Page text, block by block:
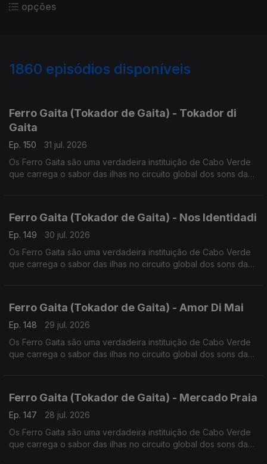
opções
1860 episódios disponíveis
Ferro Gaita (Tokador de Gaita) - Tokador di
Gaita
Ep. 150
31 jul. 2026
Os Ferro Gaita são uma verdadeira instituição de Cabo Verde
que carrega o sabor das ilhas no circuito global dos sons da
Ferro Gaita (Tokador de Gaita) - Nos Identidadi
Ep. 149
30 jul. 2026
Os Ferro Gaita são uma verdadeira instituição de Cabo Verde
que carrega o sabor das ilhas no circuito global dos sons da
Ferro Gaita (Tokador de Gaita) - Amor Di Mai
Ep. 148
29 jul. 2026
Os Ferro Gaita são uma verdadeira instituição de Cabo Verde
que carrega o sabor das ilhas no circuito global dos sons da
Ferro Gaita (Tokador de Gaita) - Mercado Praia
Ep. 147
28 jul. 2026
Os Ferro Gaita são uma verdadeira instituição de Cabo Verde
que carrega o sabor das ilhas no circuito global dos sons da